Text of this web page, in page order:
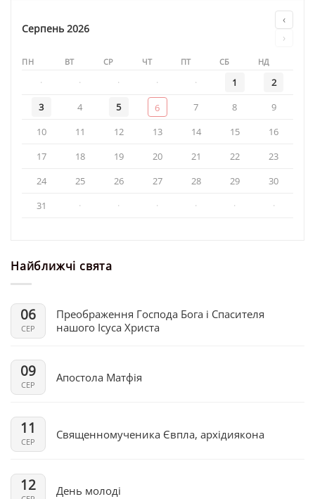
бригади
Серпень 2026
‹
›
ПН ВТ СР ЧТ ПТ СБ НД
· · · · · 1
2
3
4 5 6 7 8
9
10
11 12 13 14 15
16
17
18 19 20 21 22
23
24
25 26 27 28 29
30
31
· · · · · ·
Найближчі свята
06
СЕР
Преображення Господа Бога і Спасителя
нашого Ісуса Христа
09
СЕР
Апостола Матфія
11
СЕР
Священномученика Євпла, архідиякона
12 День молоді